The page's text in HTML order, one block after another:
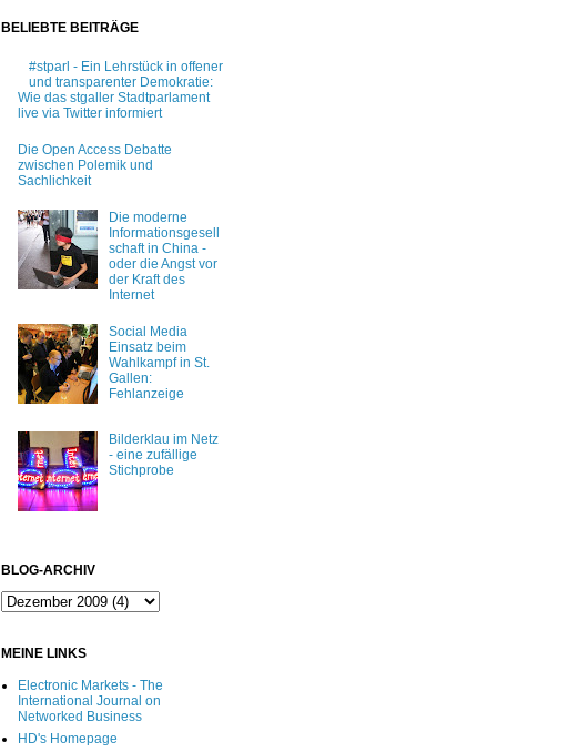
BELIEBTE BEITRÄGE
#stparl - Ein Lehrstück in offener
und transparenter Demokratie:
Wie das stgaller Stadtparlament
live via Twitter informiert
Die Open Access Debatte
zwischen Polemik und
Sachlichkeit
Die moderne
Informationsgesell
schaft in China -
oder die Angst vor
der Kraft des
Internet
Social Media
Einsatz beim
Wahlkampf in St.
Gallen:
Fehlanzeige
Bilderklau im Netz
- eine zufällige
Stichprobe
BLOG-ARCHIV
MEINE LINKS
Electronic Markets - The
International Journal on
Networked Business
HD's Homepage